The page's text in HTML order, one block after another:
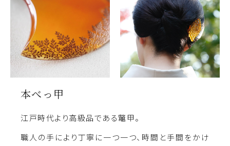
本べっ甲
江戸時代より高級品である鼈甲。
職人の手により丁寧に一つ一つ、時間と手間をかけ